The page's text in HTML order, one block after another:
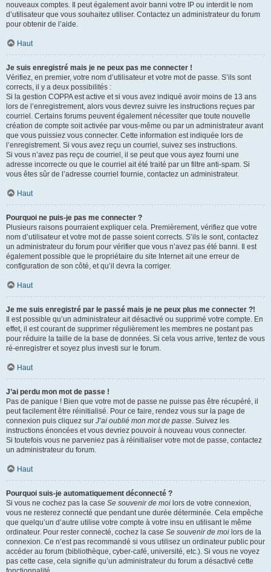
nouveaux comptes. Il peut également avoir banni votre IP ou interdit le nom
d’utilisateur que vous souhaitez utiliser. Contactez un administrateur du forum
pour obtenir de l’aide.
Haut
Je suis enregistré mais je ne peux pas me connecter !
Vérifiez, en premier, votre nom d’utilisateur et votre mot de passe. S’ils sont
corrects, il y a deux possibilités :
Si la gestion COPPA est active et si vous avez indiqué avoir moins de 13 ans
lors de l’enregistrement, alors vous devrez suivre les instructions reçues par
courriel. Certains forums peuvent également nécessiter que toute nouvelle
création de compte soit activée par vous-même ou par un administrateur avant
que vous puissiez vous connecter. Cette information est indiquée lors de
l’enregistrement. Si vous avez reçu un courriel, suivez ses instructions.
Si vous n’avez pas reçu de courriel, il se peut que vous ayez fourni une
adresse incorrecte ou que le courriel ait été traité par un filtre anti-spam. Si
vous êtes sûr de l’adresse courriel fournie, contactez un administrateur.
Haut
Pourquoi ne puis-je pas me connecter ?
Plusieurs raisons pourraient expliquer cela. Premièrement, vérifiez que votre
nom d’utilisateur et votre mot de passe soient corrects. S’ils le sont, contactez
un administrateur du forum pour vérifier que vous n’avez pas été banni. Il est
également possible que le propriétaire du site Internet ait une erreur de
configuration de son côté, et qu’il devra la corriger.
Haut
Je me suis enregistré par le passé mais je ne peux plus me connecter ?!
Il est possible qu’un administrateur ait désactivé ou supprimé votre compte. En
effet, il est courant de supprimer régulièrement les membres ne postant pas
pour réduire la taille de la base de données. Si cela vous arrive, tentez de vous
ré-enregistrer et soyez plus investi sur le forum.
Haut
J’ai perdu mon mot de passe !
Pas de panique ! Bien que votre mot de passe ne puisse pas être récupéré, il
peut facilement être réinitialisé. Pour ce faire, rendez vous sur la page de
connexion puis cliquez sur J’ai oublié mon mot de passe. Suivez les
instructions énoncées et vous devriez pouvoir à nouveau vous connecter.
Si toutefois vous ne parveniez pas à réinitialiser votre mot de passe, contactez
un administrateur du forum.
Haut
Pourquoi suis-je automatiquement déconnecté ?
Si vous ne cochez pas la case Se souvenir de moi lors de votre connexion,
vous ne resterez connecté que pendant une durée déterminée. Cela empêche
que quelqu’un d’autre utilise votre compte à votre insu en utilisant le même
ordinateur. Pour rester connecté, cochez la case Se souvenir de moi lors de la
connexion. Ce n’est pas recommandé si vous utilisez un ordinateur public pour
accéder au forum (bibliothèque, cyber-café, université, etc.). Si vous ne voyez
pas cette case, cela signifie qu’un administrateur du forum a désactivé cette